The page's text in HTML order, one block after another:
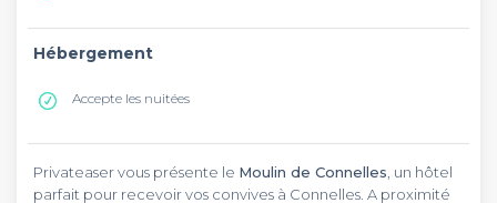
Hébergement
Accepte les nuitées
Privateaser vous présente le Moulin de Connelles , un hôtel
parfait pour recevoir vos convives à Connelles. A proximité